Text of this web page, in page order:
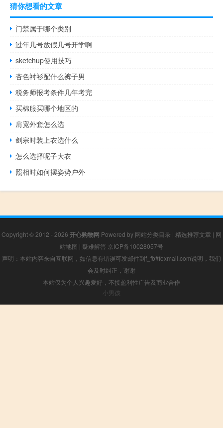
猜你想看的文章
门禁属于哪个类别
过年几号放假几号开学啊
sketchup使用技巧
杏色衬衫配什么裤子男
税务师报考条件几年考完
买棉服买哪个地区的
肩宽外套怎么选
剑宗时装上衣选什么
怎么选择呢子大衣
照相时如何摆姿势户外
Copyright © 2012 - 2026 开心购物网 Powered by 网站分类目录 | 精选推荐文章 | 网
站地图 | 疑难解答 京ICP备10028057号
声明：本站内容来自互联网，如信息有错误可发邮件到f_fb#foxmail.com说明，我们
会及时纠正，谢谢
本站仅为个人兴趣爱好，不接盈利性广告及商业合作
小男孩